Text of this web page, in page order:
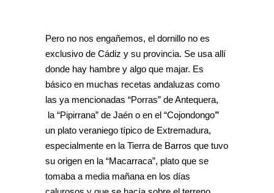
Pero no nos engañemos, el dornillo no es
exclusivo de Cádiz y su provincia. Se usa allí
donde hay hambre y algo que majar. Es
básico en muchas recetas andaluzas como
las ya mencionadas “Porras” de Antequera,
la “Pipirrana” de Jaén o en el “Cojondongo”
un plato veraniego típico de Extremadura,
especialmente en la Tierra de Barros que tuvo
su origen en la “Macarraca”, plato que se
tomaba a media mañana en los días